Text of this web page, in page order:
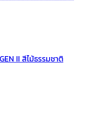
II สีไม้ธรรมชาติ